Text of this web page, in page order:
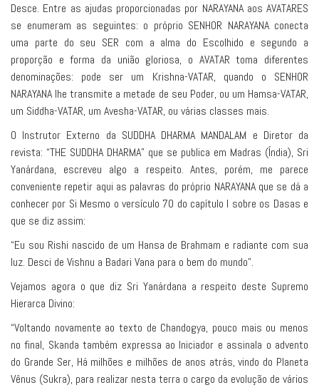
Desce. Entre as ajudas proporcionadas por NARAYANA aos AVATARES
se enumeram as seguintes: o próprio SENHOR NARAYANA conecta
uma parte do seu SER com a alma do Escolhido e segundo a
proporção e forma da união gloriosa, o AVATAR toma diferentes
denominações: pode ser um Krishna-VATAR, quando o SENHOR
NARAYANA lhe transmite a metade de seu Poder, ou um Hamsa-VATAR,
um Siddha-VATAR, um Avesha-VATAR, ou várias classes mais.
O Instrutor Externo da SUDDHA DHARMA MANDALAM e Diretor da
revista: “THE SUDDHA DHARMA” que se publica em Madras (Índia), Sri
Yanárdana, escreveu algo a respeito. Antes, porém, me parece
conveniente repetir aqui as palavras do próprio NARAYANA que se dá a
conhecer por Si Mesmo o versículo 70 do capítulo I sobre os Dasas e
que se diz assim:
“Eu sou Rishi nascido de um Hansa de Brahmam e radiante com sua
luz. Desci de Vishnu a Badari Vana para o bem do mundo”.
Vejamos agora o que diz Sri Yanárdana a respeito deste Supremo
Hierarca Divino:
“Voltando novamente ao texto de Chandogya, pouco mais ou menos
no final, Skanda também expressa ao Iniciador e assinala o advento
do Grande Ser, Há milhões e milhões de anos atrás, vindo do Planeta
Vênus (Sukra), para realizar nesta terra o cargo da evolução de vários